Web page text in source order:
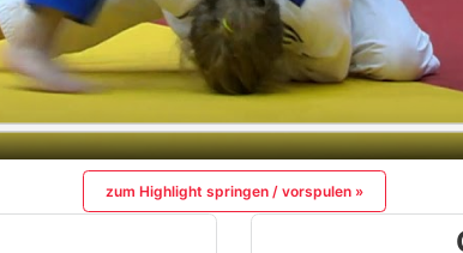
zum Highlight springen / vorspulen »